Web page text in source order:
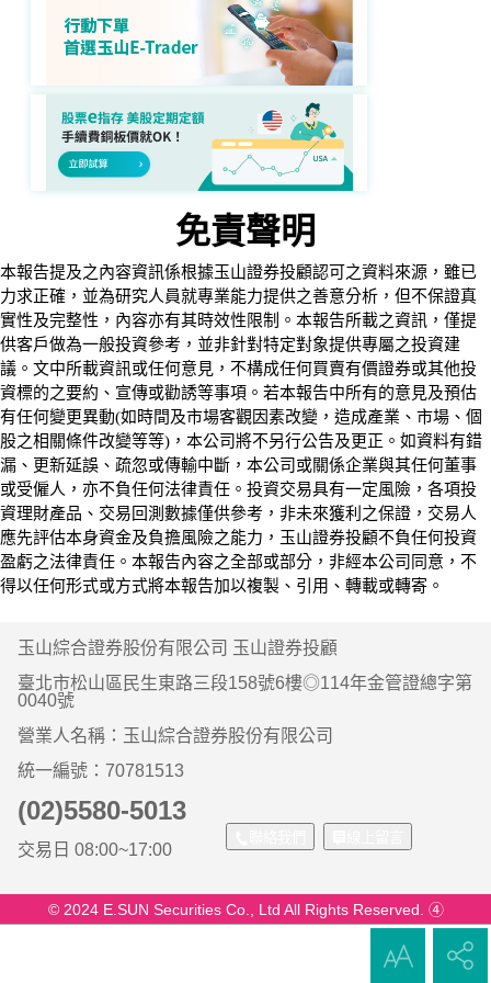
免責聲明
本報告提及之內容資訊係根據玉山證券投顧認可之資料來源，雖已
力求正確，並為研究人員就專業能力提供之善意分析，但不保證真
實性及完整性，內容亦有其時效性限制。本報告所載之資訊，僅提
供客戶做為一般投資參考，並非針對特定對象提供專屬之投資建
議。文中所載資訊或任何意見，不構成任何買賣有價證券或其他投
資標的之要約、宣傳或勸誘等事項。若本報告中所有的意見及預估
有任何變更異動(如時間及市場客觀因素改變，造成產業、市場、個
股之相關條件改變等等)，本公司將不另行公告及更正。如資料有錯
漏、更新延誤、疏忽或傳輸中斷，本公司或關係企業與其任何董事
或受僱人，亦不負任何法律責任。投資交易具有一定風險，各項投
資理財產品、交易回測數據僅供參考，非未來獲利之保證，交易人
應先評估本身資金及負擔風險之能力，玉山證券投顧不負任何投資
盈虧之法律責任。本報告內容之全部或部分，非經本公司同意，不
得以任何形式或方式將本報告加以複製、引用、轉載或轉寄。
玉山綜合證券股份有限公司 玉山證券投顧
臺北市松山區民生東路三段158號6樓◎114年金管證總字第
0040號
營業人名稱：玉山綜合證券股份有限公司
統一編號：70781513
(02)5580-5013
交易日 08:00~17:00
© 2024 E.SUN Securities Co., Ltd All Rights Reserved. ④